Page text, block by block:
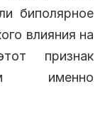
биполярное
влияния на
признак
именно